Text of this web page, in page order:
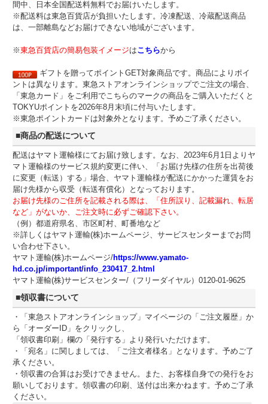
間中、日本全国配送料無料でお届けいたします。
※配送料は東急百貨店が負担いたします。冷凍配送、冷蔵配送商品
は、一部離島などお届けできない地域がございます。
※東急百貨店の簡易包装イメージはこちらから
ギフトを贈ってポイントGET対象商品です。商品によりポイ
ントは異なります。東急ストアオンラインショップでご注文の場合、
「東急カード」をご利用でこちらのマークの商品をご購入いただくと
TOKYUポイントを2026年8月末頃に付与いたします。
※東急ポイントカードは対象外となります。予めご了承ください。
■商品の配送について
配送はヤマト運輸様にてお届け致します。なお、2023年6月1日よりヤ
マト運輸様のサービス規約変更に伴い、「お届け先様の住所を出荷後
に変更（転送）する」場合、ヤマト運輸様が配送にかかった運賃をお
届け先様から収受（転送有償化）となっております。
お届け先様のご住所を記載される際は、「住所誤り、記載漏れ、転居
など」がないか、ご注文時に必ずご確認下さい。
（例）都道府県名、市区町村、町番地など
※詳しくはヤマト運輸(株)ホームページ、サービスセンターまでお問
い合わせ下さい。
ヤマト運輸(株)ホームページ/https://www.yamato-
hd.co.jp/important/info_230417_2.html
ヤマト運輸(株)サービスセンター/（フリーダイヤル）0120-01-9625
■領収書について
・「東急ストアオンラインショップ」マイページの「ご注文履歴」か
ら「オーダーID」をクリックし、
「領収書印刷」欄の「発行する」より発行いただけます。
・「宛名」に関しましては、「ご注文者様名」となります。予めご了
承ください。
・領収書の合算はお受けできません。また、お客様自身での発行をお
願いしております。領収書の印刷、送付は出来かねます。予めご了承
ください。